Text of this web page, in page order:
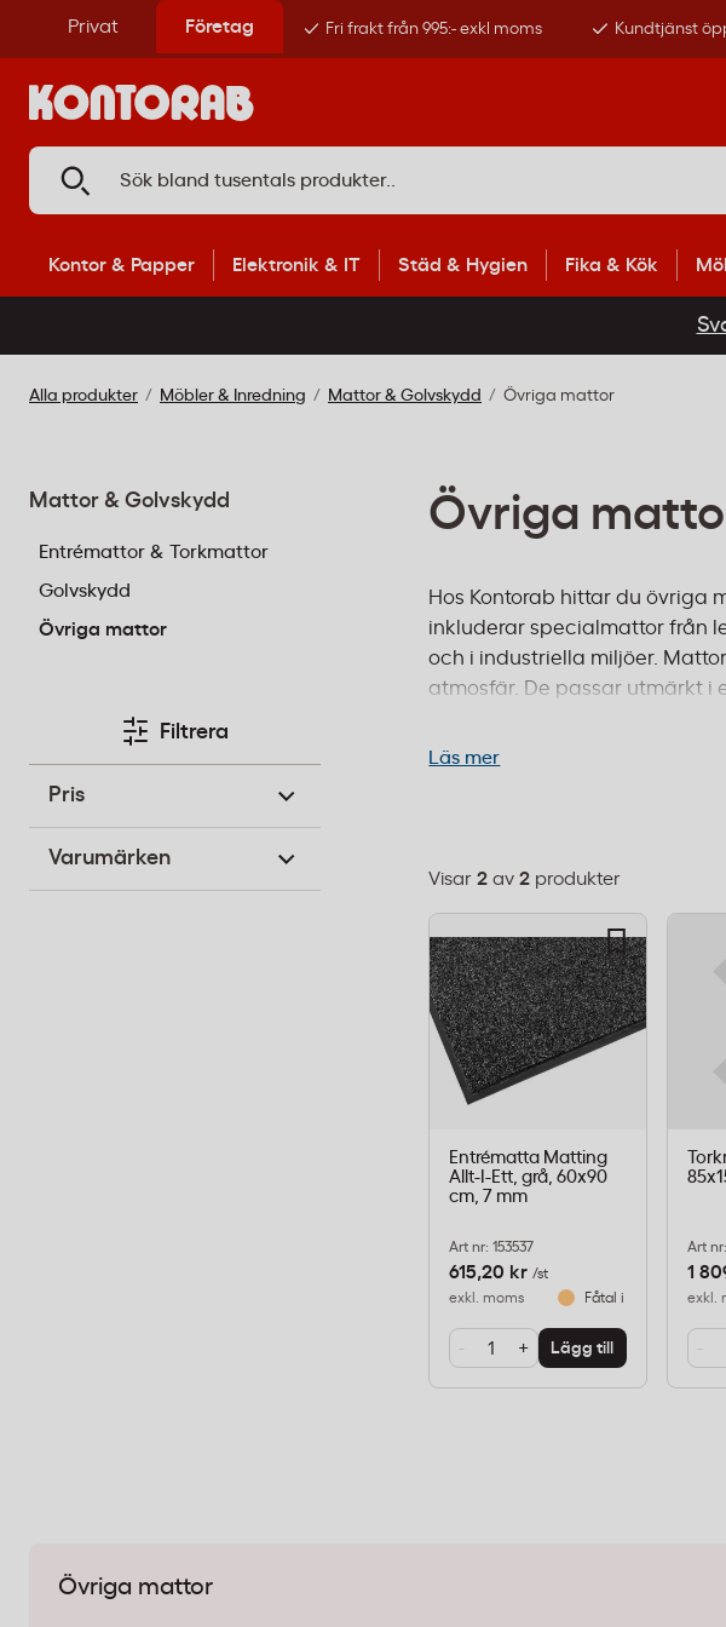
Privat Företag Fri frakt från 995:- exkl moms Kundtjänst
Kontor & Papper Elektronik & IT Städ & Hygien Fika & Kök
Alla produkter Möbler & Inredning Mattor & Golvskydd Övriga mattor
Övriga
Hos Kontorab hittar du övriga
inkluderar specialmattor från
och i industriella miljöer.
atmosfär. De passar utmärkt i
och fri frakt från 995 kr.
Läs mer
Välj
sorteringsordning
Visar2 av2 produkter
Entrématta Matting
Allt-I-Ett, grå, 60x90
cm, 7 mm
Art nr: 153537
615,20 kr /st
exkl. moms
Fåtal i lager
- + Lägg till
Art
1
exkl.
-
Mattor & Golvskydd
Entrémattor & Torkmattor
Golvskydd
Övriga mattor
Filtrera
Pris
Varumärken
Övriga mattor